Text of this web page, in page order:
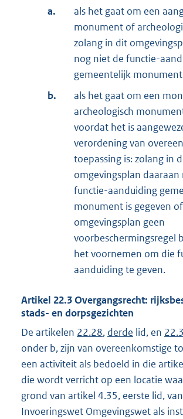
a.
als het gaat om een
monument of
zolang in dit
nog niet de functie-
gemeentelijk monument
b.
als het gaat om een
archeologisch
voordat het is
verordening van
toepassing is: zolang in
omgevingsplan daaraan
functie-aanduiding
monument is gegeven
omgevingsplan geen
voorbeschermingsregel
het voornemen om die
aanduiding te geven.
Artikel 22.3Overgangsrecht:
stads- en dorpsgezichten
De artikelen 22.28, derde lid, en
onder b, zijn van overeenkomstige
een activiteit als bedoeld in die
die wordt verricht op een locatie
grond van artikel 4.35, eerste lid,
Invoeringswet Omgevingswet als